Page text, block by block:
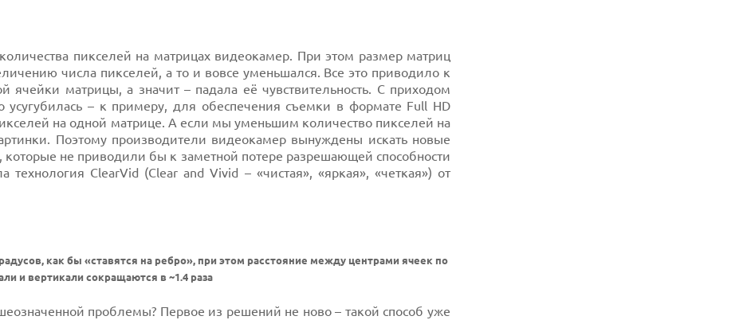
пикселей на матрицах видеокамер. При этом размер матриц
числа пикселей, а то и вовсе уменьшался. Все это приводило к
ячейки матрицы, а значит – падала её чувствительность. C приходом
– к примеру, для обеспечения съемки в формате Full HD
на одной матрице. А если мы уменьшим количество пикселей на
Поэтому производители видеокамер вынуждены искать новые
не приводили бы к заметной потере разрешающей способности
ClearVid (Clear and Vivid – «чистая», «яркая», «четкая») от
как бы «ставятся на ребро», при этом расстояние между центрами ячеек по
и вертикали сокращаются в ~1.4 раза
проблемы? Первое из решений не ново – такой способ уже